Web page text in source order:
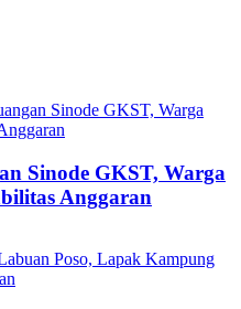
Sinode GKST, Warga
Anggaran